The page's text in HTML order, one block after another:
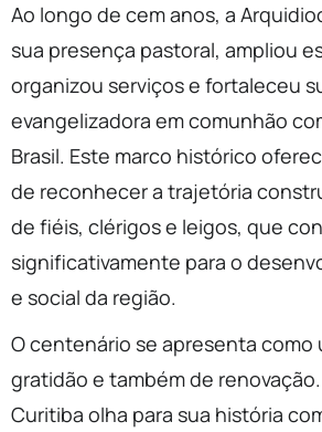
Ao longo de cem anos, a
sua presença pastoral, ampliou
organizou serviços e fortaleceu
evangelizadora em comunhão
Brasil. Este marco histórico
de reconhecer a trajetória
de fiéis, clérigos e leigos, que
significativamente para o
e social da região.
O centenário se apresenta como
gratidão e também de
Curitiba olha para sua história